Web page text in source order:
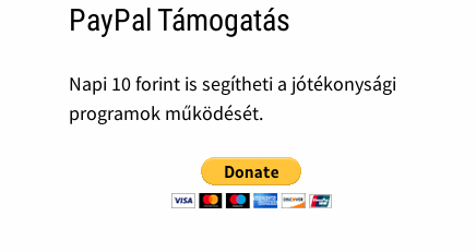
PayPal Támogatás
Napi 10 forint is segítheti a jótékonysági
programok működését.